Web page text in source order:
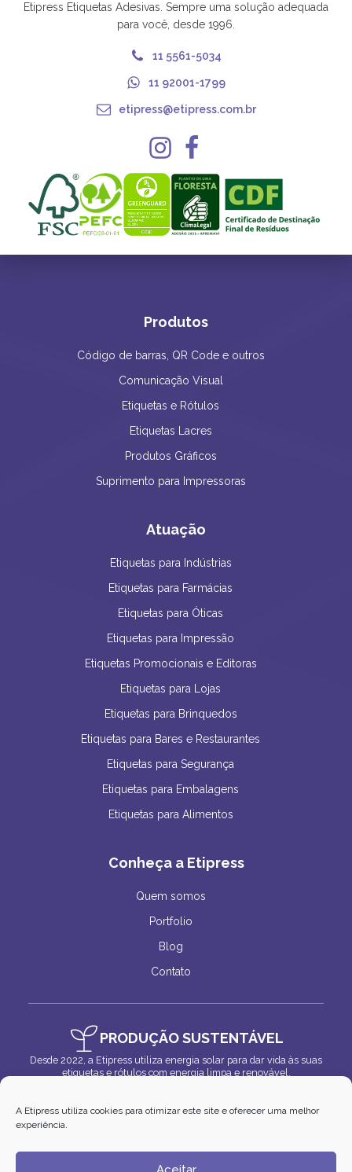
A Etipress utiliza cookies para otimizar este site e oferecer uma melhor
experiência.
Etipress Etiquetas Adesivas. Sempre uma solução adequada
para você, desde 1996.
11 5561-5034
11 92001-1799
etipress@etipress.com.br
Produtos
Código de barras, QR Code e outros
Comunicação Visual
Etiquetas e Rótulos
Etiquetas Lacres
Produtos Gráficos
Suprimento para Impressoras
Atuação
Etiquetas para Indústrias
Etiquetas para Farmácias
Etiquetas para Óticas
Etiquetas para Impressão
Etiquetas Promocionais e Editoras
Etiquetas para Lojas
Etiquetas para Brinquedos
Etiquetas para Bares e Restaurantes
Etiquetas para Segurança
Etiquetas para Embalagens
Etiquetas para Alimentos
Conheça a Etipress
Quem somos
Portfolio
Blog
Contato
PRODUÇÃO SUSTENTÁVEL
Desde 2022, a Etipress utiliza energia solar para dar vida às suas
etiquetas e rótulos com energia limpa e renovável.